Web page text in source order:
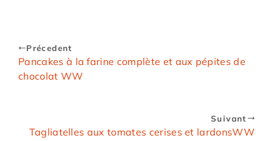
Précedent
Pancakes à la farine complète et aux pépites de
chocolat WW
Suivant
Tagliatelles aux tomates cerises et lardonsWW